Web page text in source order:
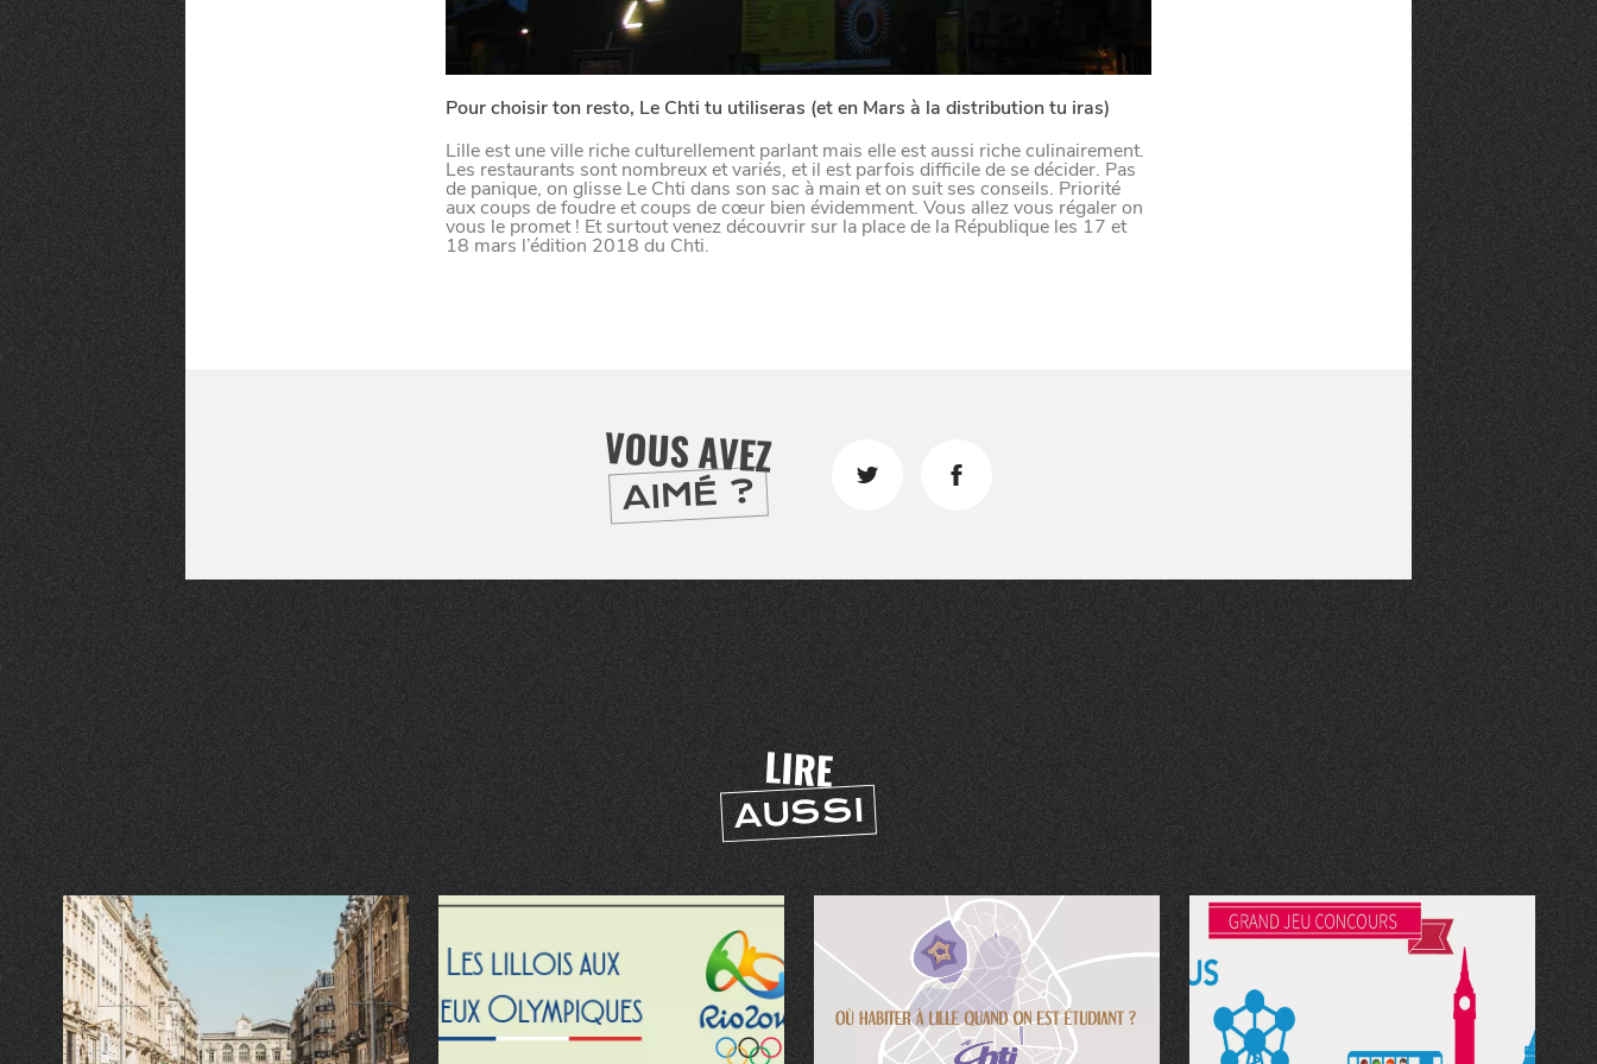
Politique éditoriale
Espace presse
Pour choisir ton resto, Le Chti tu utiliseras (et en Mars à la distribution tu iras)
Lille est une ville riche culturellement parlant mais elle est aussi riche culinairement.
Les restaurants sont nombreux et variés, et il est parfois difficile de se décider. Pas
de panique, on glisse Le Chti dans son sac à main et on suit ses conseils. Priorité
aux coups de foudre et coups de cœur bien évidemment. Vous allez vous régaler on
vous le promet ! Et surtout venez découvrir sur la place de la République les 17 et
18 mars l’édition 2018 du Chti.
VOUS AVEZ
AIMÉ ?
LIRE
AUSSI